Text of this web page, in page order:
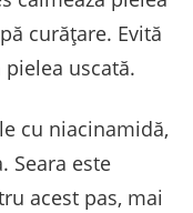
curățare. Evită
uscată.
cu niacinamidă,
Seara este
acest pas, mai